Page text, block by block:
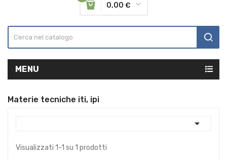
0,00 €
MENU
Materie tecniche iti, ipi

Visualizzati 1-1 su 1 prodotti